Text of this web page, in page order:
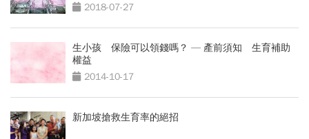
2018-07-27
生小孩 保險可以領錢嗎？ — 產前須知 生育補助
權益
2014-10-17
新加坡搶救生育率的絕招